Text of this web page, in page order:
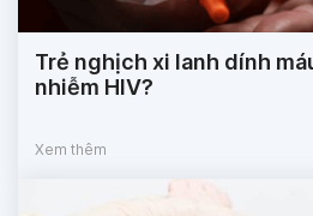
Trẻ nghịch xi lanh dính
nhiễm HIV?
Xem thêm